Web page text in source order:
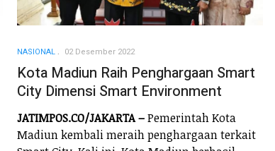
NASIONAL 02 Desember 2022
Kota Madiun Raih Penghargaan Smart
City Dimensi Smart Environment
JATIMPOS.CO/JAKARTA –Pemerintah Kota
Madiun kembali meraih penghargaan terkait